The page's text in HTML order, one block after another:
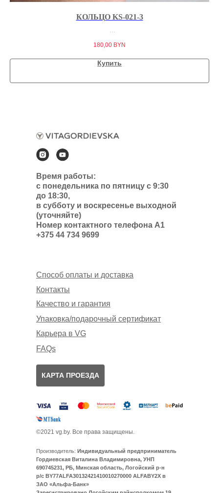
КОЛЬЦО KS-021-3
180,00 BYN
Купить
Время работы:
с понедельника по пятницу с 9:30
до 18:30,
в субботу и воскресенье выходной
(уточняйте)
Номер контактного телефона А1
+375 44 734 9699
Производитель: Индивидуальный предприниматель
Гордиевская Виталина Владимировна, УНП
690745231, РБ, Минская область, Логойский р-н
р/с BY77ALFA30132421410010270000 ALFABY2X в
ЗАО «Альфа-Банк»
Способ оплаты и доставка
Контакты
КАРТА ПРОЕЗДА
Упаковка/подарочный сертификат
FAQs
Карьера в VG
©2021 vg.by. Все права защищены.
Качество и гарантия